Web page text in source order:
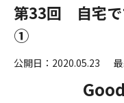
第33回 自宅で
①
公開日：2020.05.23